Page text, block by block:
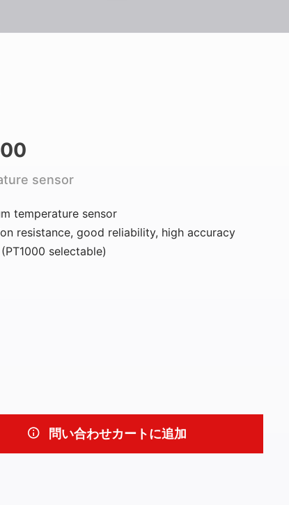
sensor
temperature sensor
resistance, good reliability, high accuracy
selectable)
問い合わせカートに追加